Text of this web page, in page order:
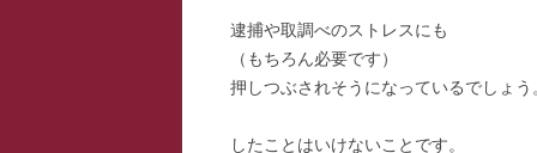
逮捕や取調べのストレスにも
（もちろん必要です）
押しつぶされそうになっているでしょう
したことはいけないことです。